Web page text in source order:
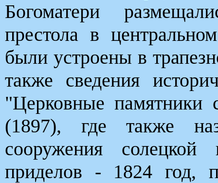
Богоматери
престола в
были устроены в
также сведения
"Церковные памятники
(1897), где также
сооружения
приделов - 1824 год,